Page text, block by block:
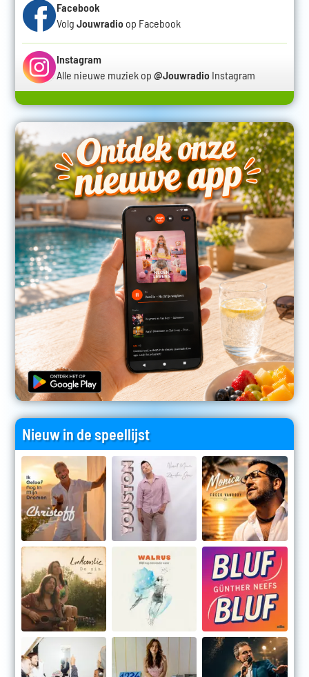
Facebook
Volg Jouwradioop Facebook
Instagram
Alle nieuwe muziek op @JouwradioInstagram
Nieuw in de speellijst